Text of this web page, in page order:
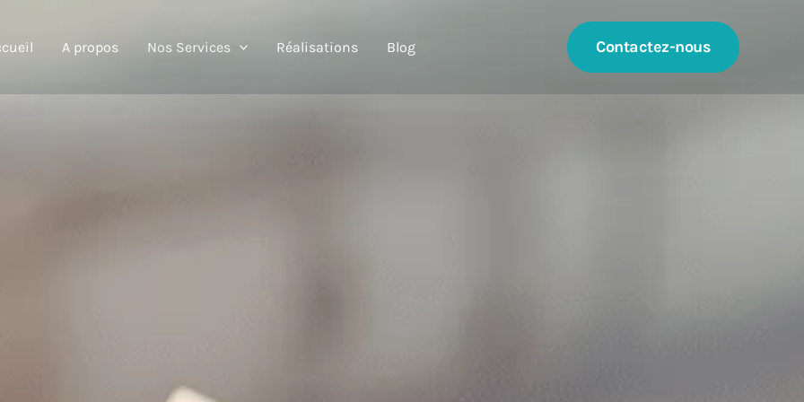
A propos Nos Services Réalisations Blog Contactez-nous